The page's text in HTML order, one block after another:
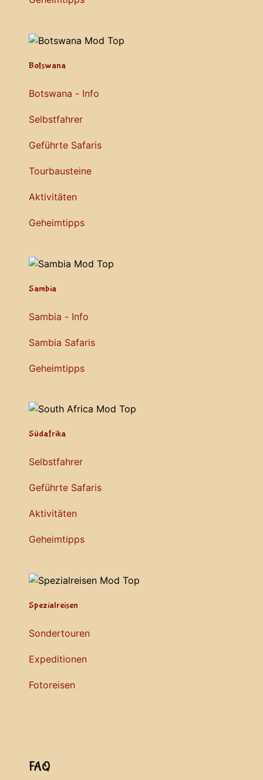
Botswana
Botswana - Info
Selbstfahrer
Geführte Safaris
Tourbausteine
Aktivitäten
Geheimtipps
Sambia
Sambia - Info
Sambia Safaris
Geheimtipps
Südafrika
Selbstfahrer
Geführte Safaris
Aktivitäten
Geheimtipps
Spezialreisen
Sondertouren
Expeditionen
Fotoreisen
FAQ